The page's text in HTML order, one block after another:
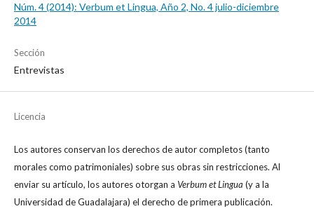
Núm. 4 (2014): Verbum et Lingua, Año 2, No. 4 julio-diciembre
2014
Sección
Entrevistas
Licencia
Los autores conservan los derechos de autor completos (tanto
morales como patrimoniales) sobre sus obras sin restricciones. Al
enviar su artículo, los autores otorgan a Verbum et Lingua (y a la
Universidad de Guadalajara) el derecho de primera publicación.